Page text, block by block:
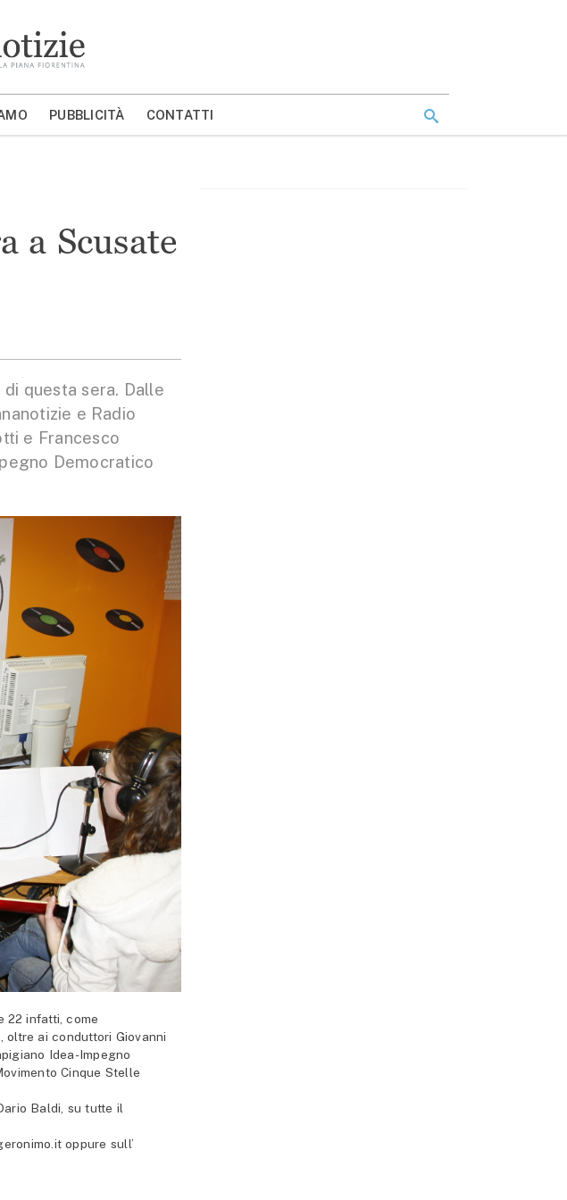
CERCA
PUBBLICITÀ CONTATTI
a Scusate
di questa sera. Dalle
e Radio
e Francesco
Democratico
22 infatti, come
oltre ai conduttori Giovanni
Idea-Impegno
Cinque Stelle
Baldi, su tutte il
oppure sull’